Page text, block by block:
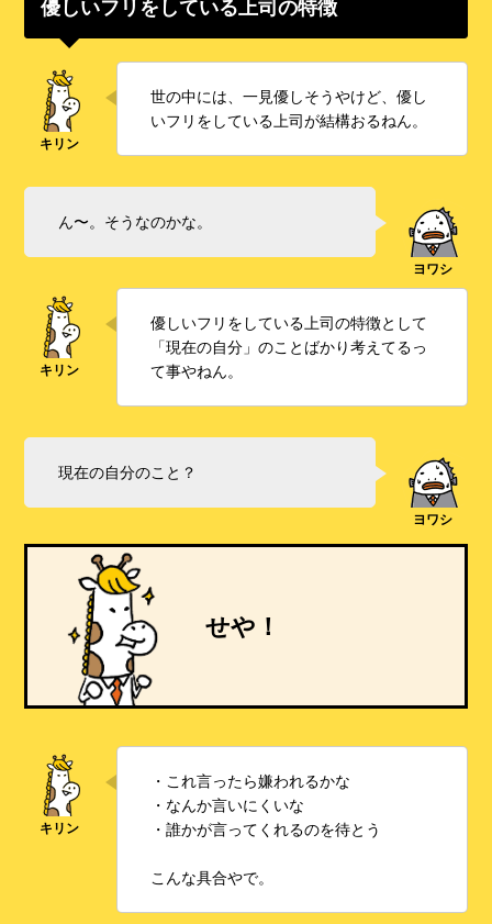
優しいフリをしている上司の特徴
世の中には、一見優しそうやけど、優し
いフリをしている上司が結構おるねん。
ん〜。そうなのかな。
優しいフリをしている上司の特徴として
「現在の自分」のことばかり考えてるっ
て事やねん。
現在の自分のこと？
せや！
・これ言ったら嫌われるかな
・なんか言いにくいな
・誰かが言ってくれるのを待とう
こんな具合やで。